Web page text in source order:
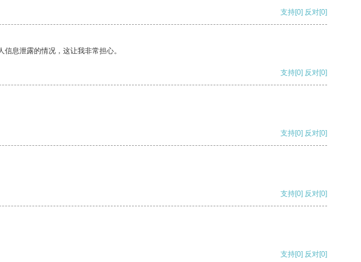
支持[0] 反对[0]
息泄露的情况，这让我非常担心。
支持[0] 反对[0]
支持[0] 反对[0]
支持[0] 反对[0]
支持[0] 反对[0]